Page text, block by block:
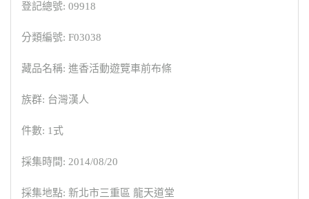
登記總號: 09918
分類編號: F03038
藏品名稱: 進香活動遊覽車前布條
族群: 台灣漢人
件數: 1式
採集時間: 2014/08/20
採集地點: 新北市三重區 龍天道堂